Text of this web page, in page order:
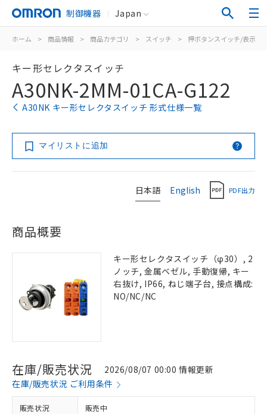
制御機器 Japan
ホーム > 商品情報 > 商品カテゴリ > スイッチ > 押ボタンスイッチ/表示灯
キー形セレクタスイッチ
A30NK-2MM-01CA-G122
A30NK キー形セレクタスイッチ 形式仕様一覧
マイリストに追加
日本語 English PDF出力
商品概要
キー形セレクタスイッチ（φ30）, 2
ノッチ, 金属ベゼル, 手動復帰, キー
右抜け, IP66, ねじ端子台, 接点構成:
NO/NC/NC
在庫/販売状況
2026/08/07 00:00 情報更新
在庫/販売状況 ご利用条件
販売状況 販売中